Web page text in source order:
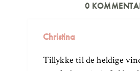
0
Christina
Tillykke til de heldige